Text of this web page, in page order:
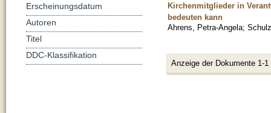
Kirchenmitglieder in
bedeuten kann
Ahrens, Petra-Angela;
Anzeige der Dokumente 1-1
Erscheinungsdatum
Autoren
Titel
DDC-Klassifikation